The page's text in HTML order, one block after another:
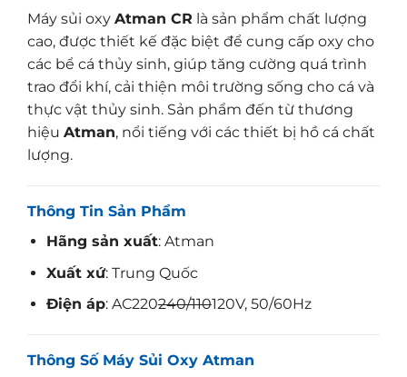
Máy sủi oxy Atman CR là sản phẩm chất lượng
cao, được thiết kế đặc biệt để cung cấp oxy cho
các bể cá thủy sinh, giúp tăng cường quá trình
trao đổi khí, cải thiện môi trường sống cho cá và
thực vật thủy sinh. Sản phẩm đến từ thương
hiệu Atman, nổi tiếng với các thiết bị hồ cá chất
lượng.
Thông Tin Sản Phẩm
Hãng sản xuất: Atman
Xuất xứ: Trung Quốc
Điện áp: AC220240/110120V, 50/60Hz
Thông Số Máy Sủi Oxy Atman